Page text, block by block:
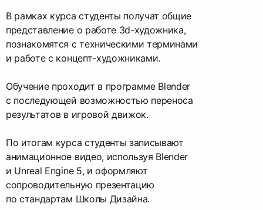
В рамках курса студенты получат общие
представление о работе 3d-художника,
познакомятся с техническими терминами
и работе с концепт-художниками.
Обучение проходит в программе Blender
с последующей возможностью переноса
результатов в игровой движок.
По итогам курса студенты записывают
анимационное видео, используя Blender
и Unreal Engine 5, и оформляют
сопроводительную презентацию
по стандартам Школы Дизайна.